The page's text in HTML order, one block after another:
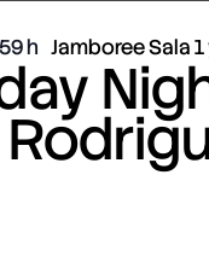
Jamboree Sala 1